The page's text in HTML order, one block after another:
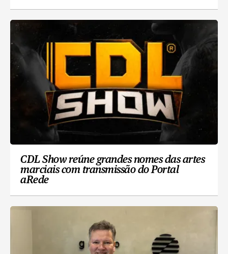
CDL Show reúne grandes nomes das artes
marciais com transmissão do Portal
aRede